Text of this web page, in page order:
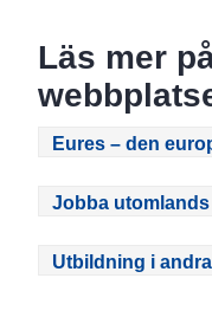
Läs mer
Eures – den
Jobba
Utbildning i